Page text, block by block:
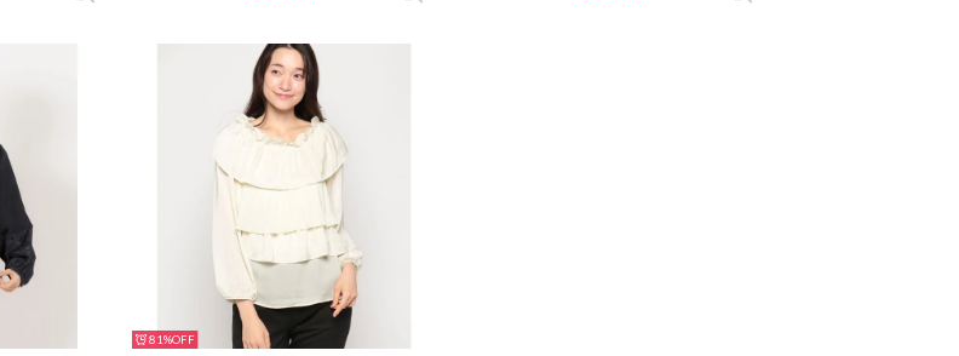
81%